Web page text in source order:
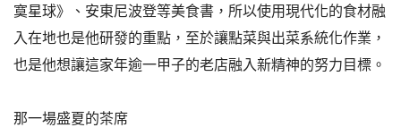
寞星球》、安東尼波登等美食書，所以使用現代化的食材融
入在地也是他研發的重點，至於讓點菜與出菜系統化作業，
也是他想讓這家年逾一甲子的老店融入新精神的努力目標。
那一場盛夏的茶席